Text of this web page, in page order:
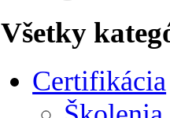
Všetky
Certifikácia